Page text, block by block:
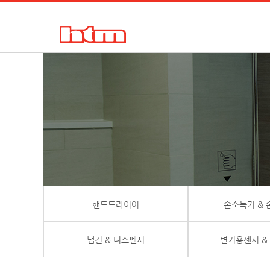
핸드드라이어 손소독기 &
냅킨 & 디스펜서 변기용센서 &